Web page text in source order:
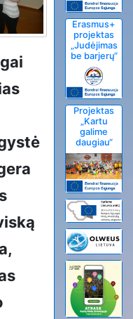
Erasmus+
projektas
„Judėjimas
be barjerų“
Projektas
„Kartu
galime
daugiau“